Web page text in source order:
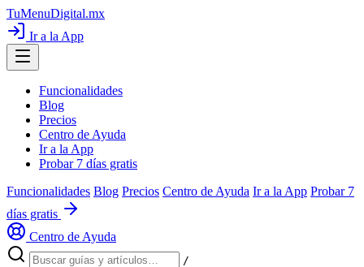
TuMenuDigital.mx
Ir a la App
Funcionalidades
Blog
Precios
Centro de Ayuda
Ir a la App
Probar 7 días gratis
Funcionalidades Blog Precios Centro de Ayuda Ir a la App Probar 7
días gratis
Centro de Ayuda
/